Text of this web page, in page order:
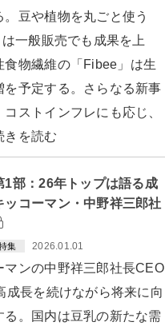
。豆や植物を丸ごと使う
は一般販売でも成果を上
食物繊維の「Fibee」は生
を予定する。さらなる新事
ストインフレにも応じ、
を読む
1部：26年トップは語る成
ッコーマン・中野祥三郎社
集 2026.01.01
ンの中野祥三郎社長CEO
成長を続けながら将来に向
る。国内は豆乳の新たな需